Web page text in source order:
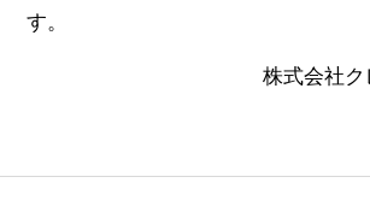
す。
株式会社